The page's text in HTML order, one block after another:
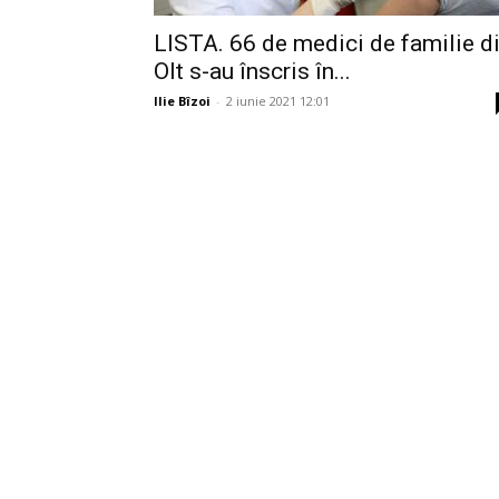
LISTA. 66 de medici de familie
Olt s-au înscris în...
Ilie Bîzoi - 2 iunie 2021 12:01